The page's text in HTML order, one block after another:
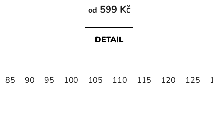
od 599 Kč
DETAIL
85 90 95 100 105 110 115 120 125